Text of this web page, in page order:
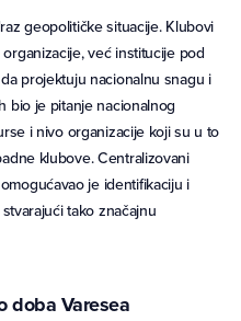
geopolitičke situacije. Klubovi
već institucije pod
projektuju nacionalnu snagu i
bio je pitanje nacionalnog
i nivo organizacije koji su u to
klubove. Centralizovani
je identifikaciju i
tako značajnu
doba Varesea